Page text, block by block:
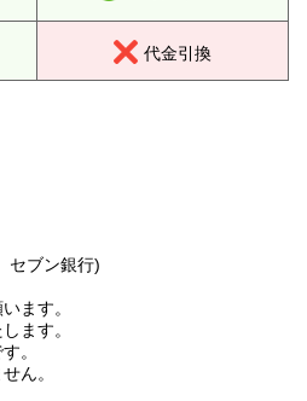
代金引換
セブン銀行)
ます。
ます。
。
ん。